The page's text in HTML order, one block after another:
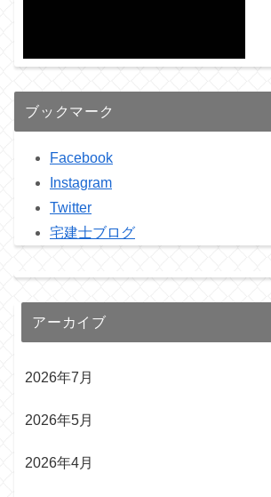
ブックマーク
Facebook
Instagram
Twitter
宅建士ブログ
アーカイブ
2026年7月
2026年5月
2026年4月